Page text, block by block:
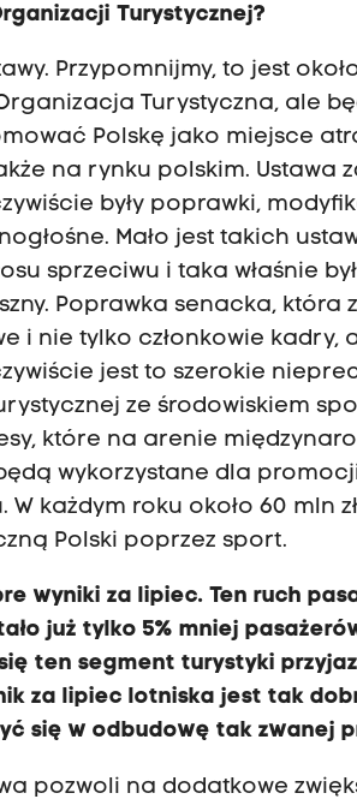
Turystycznej?
Przypomnijmy, to jest
Turystyczna, ale
Polskę jako miejsce
na rynku polskim. Ustawa
były poprawki,
Mało jest takich
sprzeciwu i taka właśnie
Poprawka senacka,
i nie tylko członkowie kadry,
jest to szerokie
ze środowiskiem
które na arenie
wykorzystane dla
każdym roku około 60 mln
Polski poprzez sport.
wyniki za lipiec. Ten ruch
już tylko 5% mniej
ten segment turystyki
za lipiec lotniska jest tak
się w odbudowę tak zwanej
pozwoli na dodatkowe